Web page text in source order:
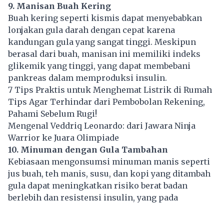
9. Manisan Buah Kering
Buah kering seperti kismis dapat menyebabkan
lonjakan gula darah dengan cepat karena
kandungan gula yang sangat tinggi. Meskipun
berasal dari buah, manisan ini memiliki indeks
glikemik yang tinggi, yang dapat membebani
pankreas dalam memproduksi insulin.
7 Tips Praktis untuk Menghemat Listrik di Rumah
Tips Agar Terhindar dari Pembobolan Rekening,
Pahami Sebelum Rugi!
Mengenal Veddriq Leonardo: dari Jawara Ninja
Warrior ke Juara Olimpiade
10. Minuman dengan Gula Tambahan
Kebiasaan mengonsumsi minuman manis seperti
jus buah, teh manis, susu, dan kopi yang ditambah
gula dapat meningkatkan risiko berat badan
berlebih dan resistensi insulin, yang pada